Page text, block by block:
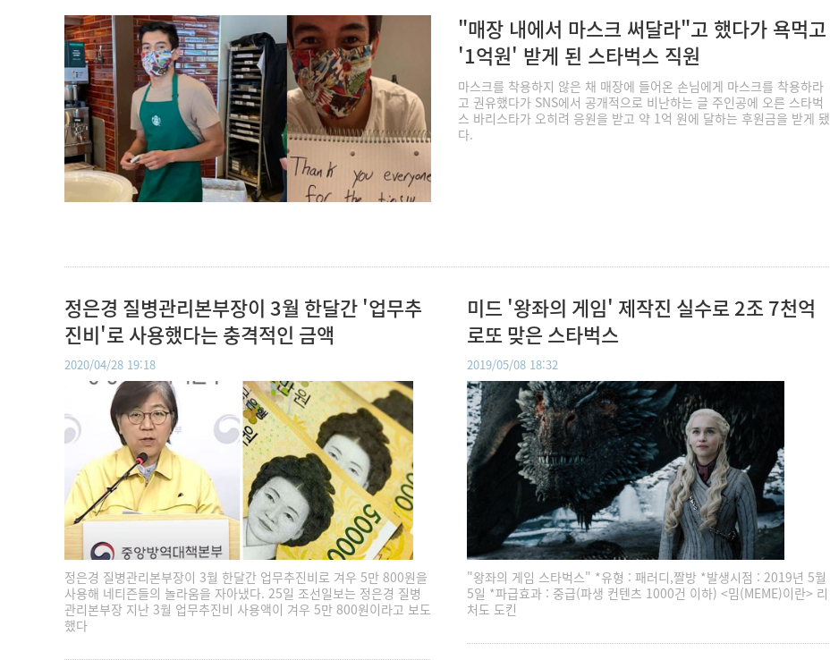
"매장 내에서 마스크 써달라"고 했다가 욕먹고
'1억원' 받게 된 스타벅스 직원
마스크를 착용하지 않은 채 매장에 들어온 손님에게 마스크를 착용하라
고 권유했다가 SNS에서 공개적으로 비난하는 글 주인공에 오른 스타벅
스 바리스타가 오히려 응원을 받고 약 1억 원에 달하는 후원금을 받게 됐
다.
정은경 질병관리본부장이 3월 한달간 '업무추
진비'로 사용했다는 충격적인 금액
2020/04/28 19:18
정은경 질병관리본부장이 3월 한달간 업무추진비로 겨우 5만 800원을
사용해 네티즌들의 놀라움을 자아냈다. 25일 조선일보는 정은경 질병
관리본부장 지난 3월 업무추진비 사용액이 겨우 5만 800원이라고 보도
했다
미드 '왕좌의 게임' 제작진 실수로 2조 7천억
로또 맞은 스타벅스
2019/05/08 18:32
"왕좌의 게임 스타벅스" *유형 : 패러디,짤방 *발생시점 : 2019년 5월
5일 *파급효과 : 중급(파생 컨텐츠 1000건 이하) <밈(MEME)이란> 리
처도 도킨